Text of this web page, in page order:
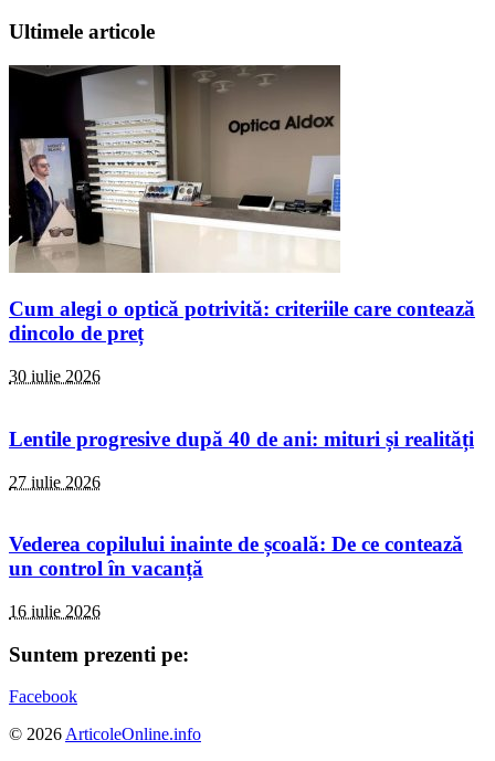
Ultimele articole
Cum alegi o optică potrivită: criteriile care contează
dincolo de preț
30 iulie 2026
Lentile progresive după 40 de ani: mituri și realități
27 iulie 2026
Vederea copilului inainte de școală: De ce contează
un control în vacanță
16 iulie 2026
Suntem prezenti pe:
Facebook
© 2026 ArticoleOnline.info